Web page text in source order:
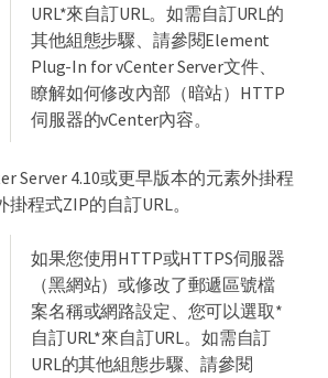
URL*來自訂URL。如需自訂URL的
其他組態步驟、請參閱Element
Plug-In for vCenter Server文件、
瞭解如何修改內部（暗站）HTTP
伺服器的vCenter內容。
Server 4.10或更早版本的元素外掛程
程式ZIP的自訂URL。
如果您使用HTTP或HTTPS伺服器
（黑網站）或修改了郵遞區號檔
案名稱或網路設定、您可以選取*
自訂URL*來自訂URL。如需自訂
URL的其他組態步驟、請參閱